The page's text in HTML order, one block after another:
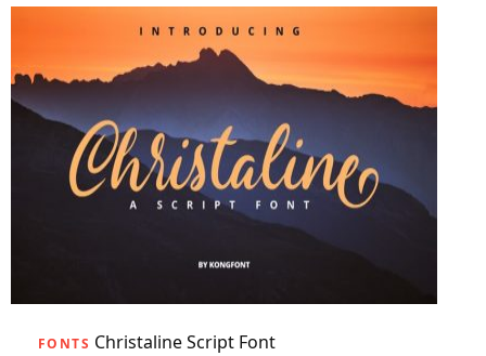
FONTS Christaline Script Font